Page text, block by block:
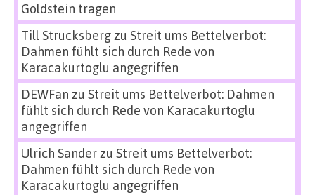
Goldstein tragen
Till Strucksbergzu Streit ums Bettelverbot:
Dahmen fühlt sich durch Rede von
Karacakurtoglu angegriffen
DEWFan zu Streit ums Bettelverbot: Dahmen
fühlt sich durch Rede von Karacakurtoglu
angegriffen
Ulrich Sanderzu Streit ums Bettelverbot:
Dahmen fühlt sich durch Rede von
Karacakurtoglu angegriffen